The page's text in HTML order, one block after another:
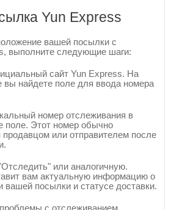
Yun Express
вашей посылки с
выполните следующие шаги:
сайт Yun Express. На
вы найдете поле для ввода номера
номер отслеживания в
поле. Этот номер обычно
продавцом или отправителем после
или аналогичную.
вам актуальную информацию о
вашей посылки и статусе доставки.
с отслеживанием,